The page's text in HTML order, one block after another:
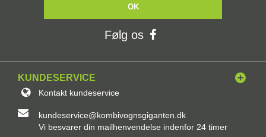
OK
Følg os
KUNDESERVICE
Kontakt kundeservice
kundeservice@kombivognsgiganten.dk
Vi besvarer din mailhenvendelse indenfor 24 timer